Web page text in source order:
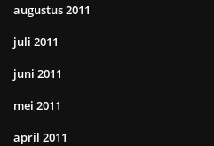
augustus 2011
juli 2011
juni 2011
mei 2011
april 2011